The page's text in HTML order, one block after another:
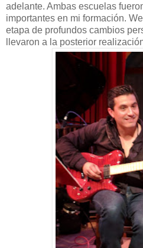
adelante. Ambas escuelas
importantes en mi formación.
etapa de profundos cambios
llevaron a la posterior